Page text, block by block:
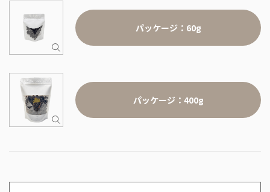
パッケージ：60g
パッケージ：400g